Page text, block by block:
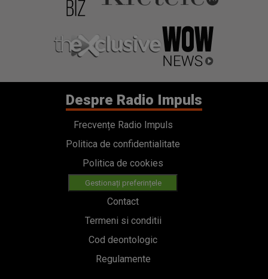
Despre Radio Impuls
Frecvențe Radio Impuls
Politica de confidentialitate
Politica de cookies
Gestionați preferințele
Contact
Termeni si conditii
Cod deontologic
Regulamente